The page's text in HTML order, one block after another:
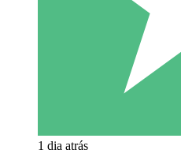
1 dia atrás